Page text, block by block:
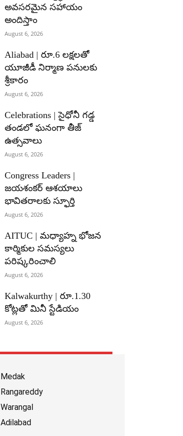
అవసరమైన సహాయం
అందిస్తాం
August 6, 2026
Aliabad | రూ.6 లక్షలతో
యూజీడీ నిర్మాణ పనులకు
శ్రీకారం
August 6, 2026
Celebrations | సైధోనీ గడ్డ
తండలో ఘనంగా తీజ్
ఉత్సవాలు
August 6, 2026
Congress Leaders |
జయశంకర్ ఆశయాలు
భావితరాలకు స్ఫూర్తి
August 6, 2026
AITUC | మధ్యాహ్న భోజన
కార్మికుల సమస్యలు
పరిష్కరించాలి
August 6, 2026
Kalwakurthy | రూ.1.30
కోట్లతో మినీ స్టేడియం
August 6, 2026
Medak
Rangareddy
Warangal
Adilabad